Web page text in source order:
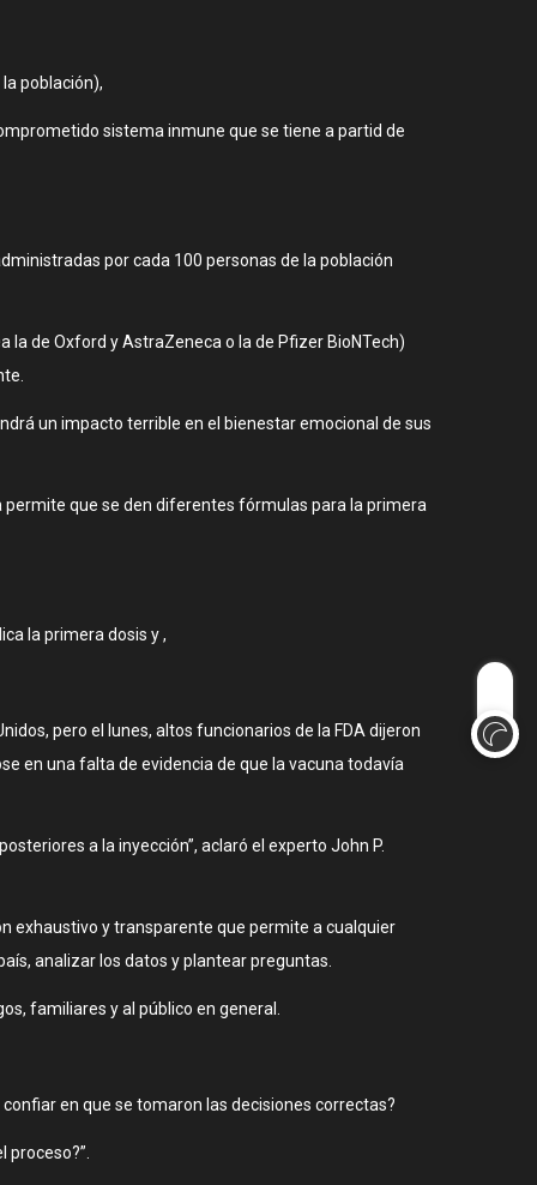
población),
sistema inmune que se tiene a partid de
por cada 100 personas de la población
la de Oxford y AstraZeneca o la de Pfizer BioNTech)
un impacto terrible en el bienestar emocional de sus
permite que se den diferentes fórmulas para la primera
la primera dosis y ,
pero el lunes, altos funcionarios de la FDA dijeron
en una falta de evidencia de que la vacuna todavía
a la inyección”, aclaró el experto John P.
exhaustivo y transparente que permite a cualquier
analizar los datos y plantear preguntas.
familiares y al público en general.
en que se tomaron las decisiones correctas?